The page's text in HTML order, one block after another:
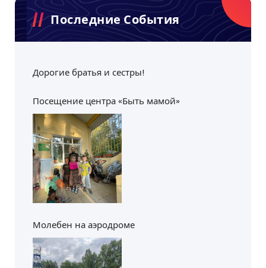
Последние События
Дорогие братья и сестры!
Посещение центра «Быть мамой»
Молебен на аэродроме